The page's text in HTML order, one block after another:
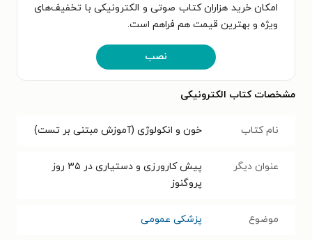
امکان خرید هزاران کتاب صوتی و الکترونیکی با تخفیف‌های
ویژه و بهترین قیمت هم فراهم است.
نصب
مشخصات کتاب الکترونیکی
نام کتاب خون و انکولوژی (آموزش مبتنی بر تست)
عنوان دیگر
پیش کارورزی و دستیاری در ۳۵ روز
پروگنوز
موضوع پزشکی عمومی